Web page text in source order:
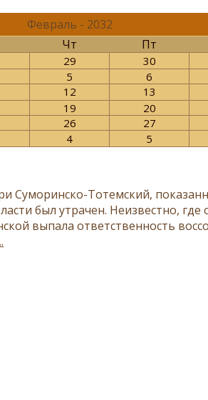
Февраль - 2032
Чт Пт
29 30
5 6
12 13
19 20
26 27
4 5
Суморинско-Тотемский,
был утрачен. Неизвестно, где
выпала ответственность